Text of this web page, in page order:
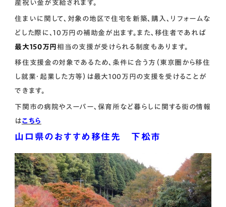
産祝い金が支給されます。
住まいに関して、対象の地区で住宅を新築、購入、リフォームな
どした際に、10万円の補助金が出ます。また、移住者であれば
最大150万円 相当の支援が受けられる制度もあります。
移住支援金の対象であるため、条件に合う方（東京圏から移住
し就業・起業した方等）は最大100万円の支援を受けることが
できます。
下関市の病院やスーパー、保育所など暮らしに関する街の情報
はこちら
山口県のおすすめ移住先 下松市